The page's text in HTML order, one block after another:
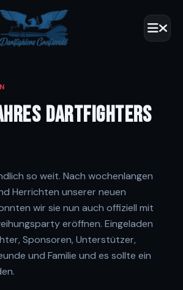
DARTFIGHTERS
so weit. Nach wochenlangen
Herrichten unserer neuen
wir sie nun auch offiziell mit
eröffnen. Eingeladen
Sponsoren, Unterstützer,
und Familie und es sollte ein